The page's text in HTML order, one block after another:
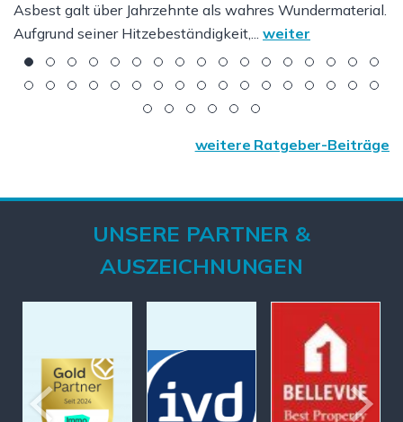
Asbest galt über Jahrzehnte als wahres Wundermaterial.
Aufgrund seiner Hitzebeständigkeit,... weiter
weitere Ratgeber-Beiträge
UNSERE PARTNER &
AUSZEICHNUNGEN